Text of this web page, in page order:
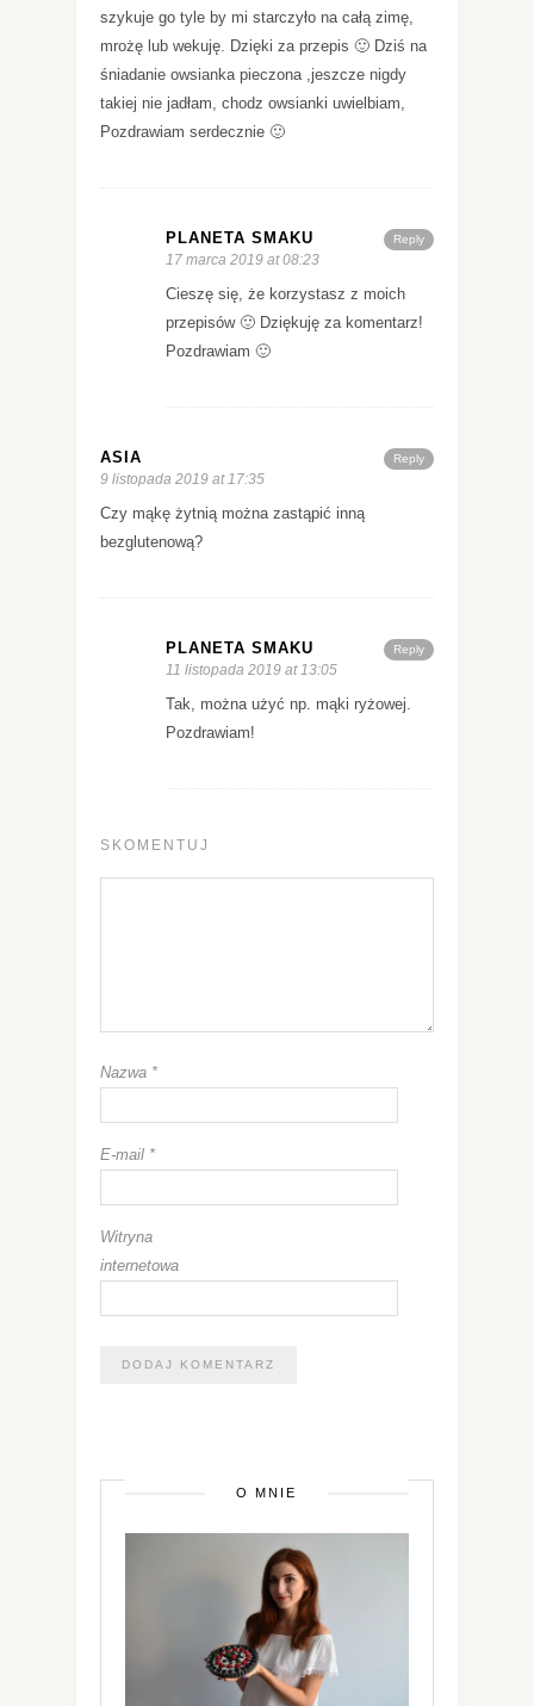
szykuje go tyle by mi starczyło na całą zimę,
mrożę lub wekuję. Dzięki za przepis 🙂 Dziś na
śniadanie owsianka pieczona ,jeszcze nigdy
takiej nie jadłam, chodz owsianki uwielbiam,
Pozdrawiam serdecznie 🙂
Reply
PLANETA SMAKU
17 marca 2019 at 08:23
Cieszę się, że korzystasz z moich
przepisów 🙂 Dziękuję za komentarz!
Pozdrawiam 🙂
Reply
ASIA
9 listopada 2019 at 17:35
Czy mąkę żytnią można zastąpić inną
bezglutenową?
Reply
PLANETA SMAKU
11 listopada 2019 at 13:05
Tak, można użyć np. mąki ryżowej.
Pozdrawiam!
SKOMENTUJ
Nazwa *
E-mail *
Witryna
internetowa
O MNIE